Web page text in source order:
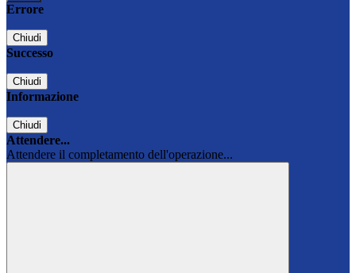
Errore
Chiudi
Successo
Chiudi
Informazione
Chiudi
Attendere...
Attendere il completamento dell'operazione...